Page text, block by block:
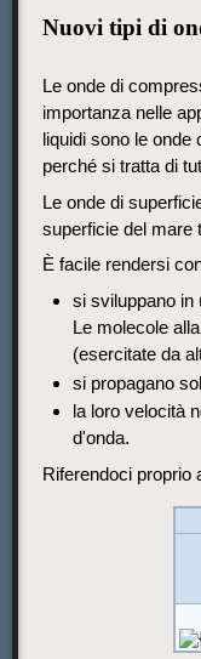
Nuovi tipi di
Le onde di
importanza nelle
liquidi sono le
perché si tratta di
Le onde di
superficie del mare
È facile rendersi
si sviluppano in
Le molecole
(esercitate da
si propagano
la loro velocità
d'onda.
Riferendoci proprio